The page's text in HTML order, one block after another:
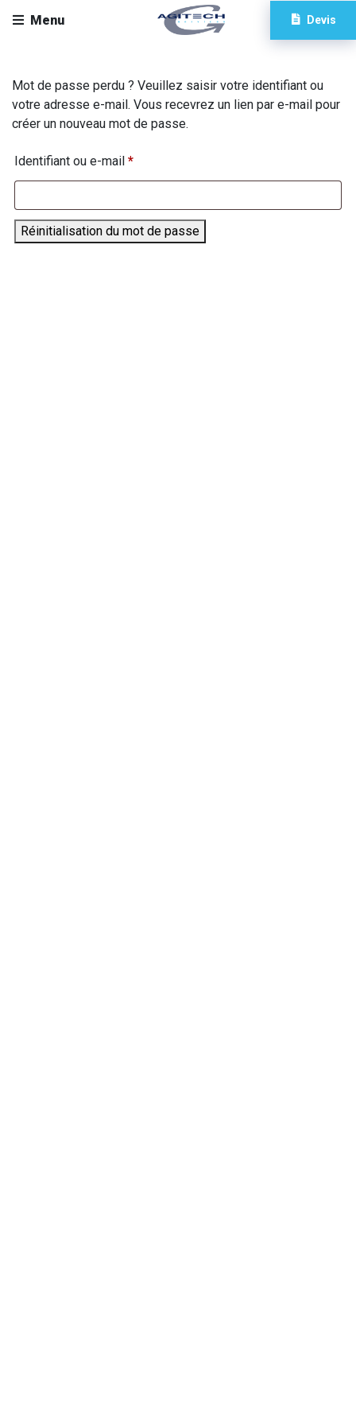
Menu Devis
Mot de passe perdu ? Veuillez saisir votre identifiant ou
votre adresse e-mail. Vous recevrez un lien par e-mail pour
créer un nouveau mot de passe.
Identifiant ou e-mail *Obligatoire
Réinitialisation du mot de passe